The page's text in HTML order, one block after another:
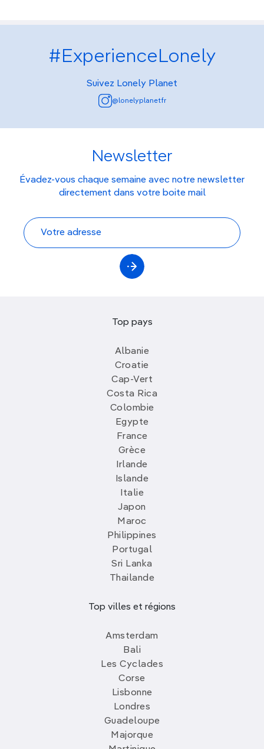
#ExperienceLonely
Suivez Lonely Planet
@lonelyplanetfr
Newsletter
Évadez-vous chaque semaine avec notre newsletter
directement dans votre boite mail
Top pays
Albanie
Croatie
Cap-Vert
Costa Rica
Colombie
Egypte
France
Grèce
Irlande
Islande
Italie
Japon
Maroc
Philippines
Portugal
Sri Lanka
Thailande
Top villes et régions
Amsterdam
Bali
Les Cyclades
Corse
Lisbonne
Londres
Guadeloupe
Majorque